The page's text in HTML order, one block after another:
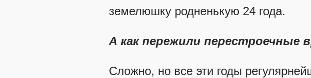
земелюшку родненькую 24 года.
А как пережили перестроечные
Сложно, но все эти годы